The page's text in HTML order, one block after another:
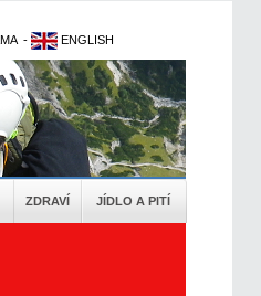
- ENGLISH
ZDRAVÍ JÍDLO A PITÍ